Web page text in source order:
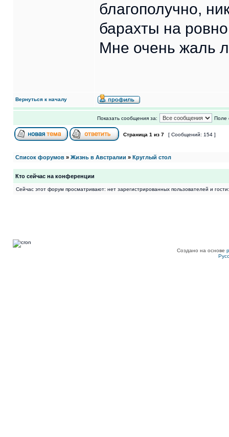
благополучно,
барахты на
Мне очень жаль
Вернуться к началу
Показать сообщения за: Поле
Страница 1 из 7 [ Сообщений: 154 ]
Список форумов » Жизнь в Австралии » Круглый стол
Кто сейчас на конференции
Сейчас этот форум просматривают: нет зарегистрированных пользователей и
Создано на основе